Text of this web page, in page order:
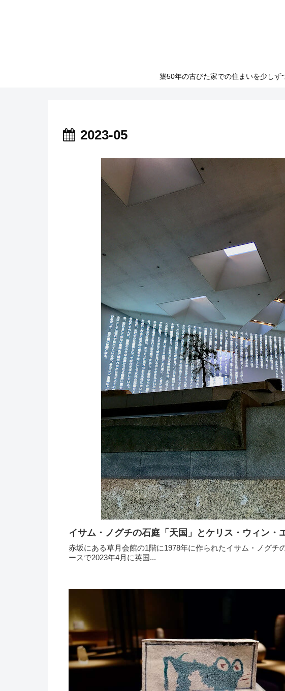
築50年の古びた家での住まいを少し
2023-05
イサム・ノグチの石庭「天国」とケリス・ウィン
赤坂にある草月会館の1階に1978年に作られたイサム・ノグチ
ースで2023年4月に英国...